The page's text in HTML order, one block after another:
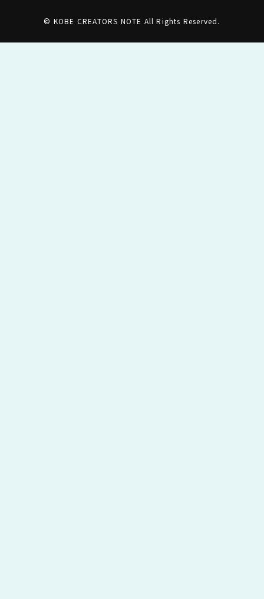
© KOBE CREATORS NOTE All Rights Reserved.